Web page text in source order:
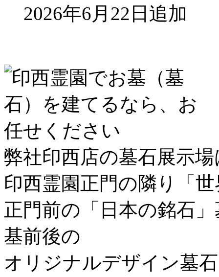
2026年6月22日追加
弊社印西店の墓石展示
印西霊園正門の隣り「 世
正門前の「 日本の銘石
基前後の
オリジナルデザイン墓石